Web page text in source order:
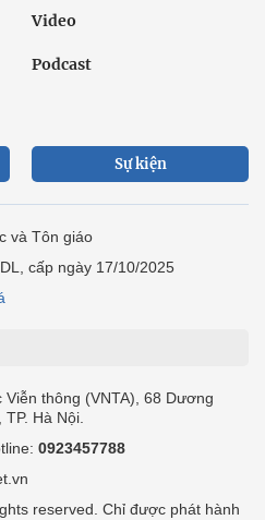
Video
Podcast
Sự kiện
và Tôn giáo
cấp ngày 17/10/2025
thông (VNTA), 68 Dương
Hà Nội.
0923457788
reserved. Chỉ được phát hành